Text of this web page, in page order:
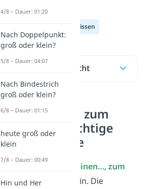
Deutsch Allgemeinwissen
Inhaltsübersicht
zum einen…, zum
anderen – richtige
Schreibweise
zum einen…, zum
anderenimmer klein. Die
4/8 – Dauer: 01:20
Nach Doppelpunkt:
groß oder klein?
5/8 – Dauer: 04:07
Nach Bindestrich
groß oder klein?
6/8 – Dauer: 01:15
heute groß oder
klein
7/8 – Dauer: 00:49
Hin und Her